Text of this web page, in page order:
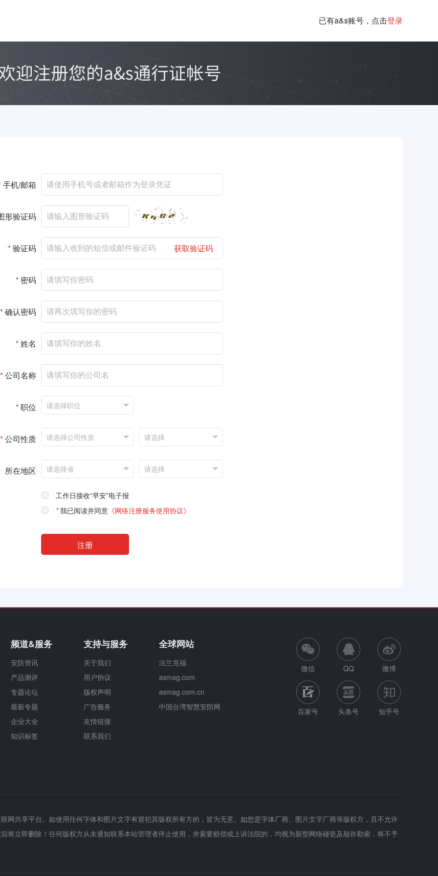
已有a&s账号，点击登录
手机/邮箱
形验证码
*验证码 获取验证码
* 密码
*确认密码
*姓名
*公司名称
*职位
*公司性质
所在地区
工作日接收“早安”电子报
*我已阅读并同意 《网络注册服务使用协议》
频道&服务
安防资讯
产品测评
专题论坛
最新专题
企业大全
知识标签
支持与服务
关于我们
用户协议
版权声明
广告服务
友情链接
联系我们
全球网站
法兰克福
asmag.com
asmag.com.cn
中国台湾智慧安防网
微信 QQ 微博
百家号 头条号 知乎号
网共享平台。如使用任何字体和图片文字有冒犯其版权所有方的，皆为无意。如您是字体厂商、图片文字厂商等版权方，且不允许
将立即删除！任何版权方从未通知联系本站管理者停止使用，并索要赔偿或上诉法院的，均视为新型网络碰瓷及敲诈勒索，将不予